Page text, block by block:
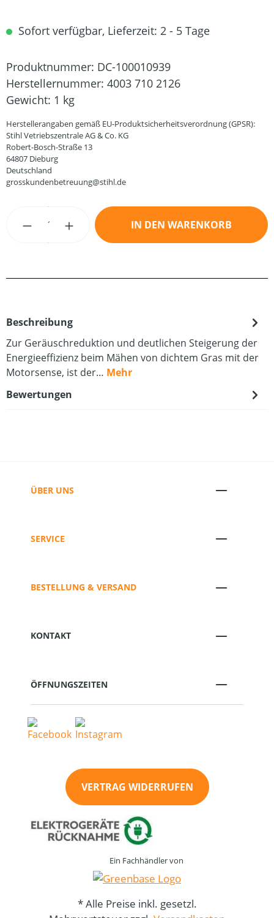
Sofort verfügbar, Lieferzeit: 2 - 5 Tage
Produktnummer: DC-100010939
Herstellernummer: 4003 710 2126
Gewicht: 1 kg
Herstellerangaben gemäß EU-Produktsicherheitsverordnung (GPSR):
Stihl Vetriebszentrale AG & Co. KG
Robert-Bosch-Straße 13
64807 Dieburg
Deutschland
grosskundenbetreuung@stihl.de
Produkt Anzahl: Gib den gewünschten
IN DEN WARENKORB
Beschreibung
Zur Geräuschreduktion und deutlichen Steigerung der
Energieeffizienz beim Mähen von dichtem Gras mit der
Motorsense, ist der… Mehr
Bewertungen
ÜBER UNS
SERVICE
BESTELLUNG & VERSAND
KONTAKT
ÖFFNUNGSZEITEN
VERTRAG WIDERRUFEN
Ein Fachhändler von
* Alle Preise inkl. gesetzl.